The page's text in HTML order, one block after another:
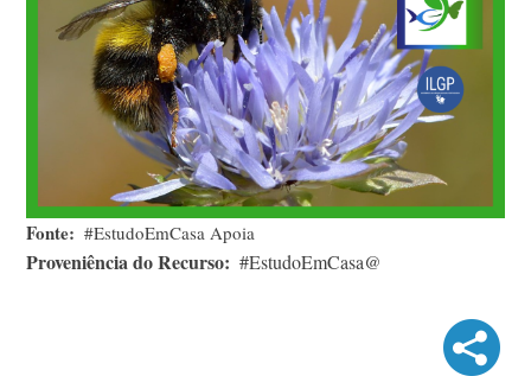
Fonte #EstudoEmCasa Apoia
Proveniência do Recurso #EstudoEmCasa@